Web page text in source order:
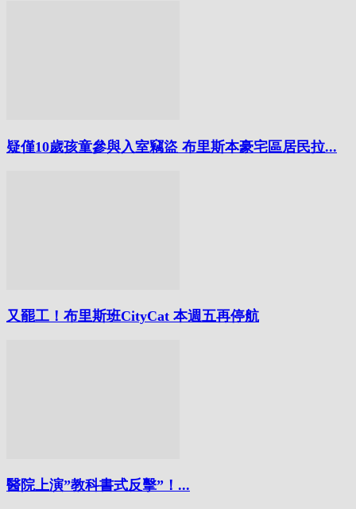
疑僅10歲孩童參與入室竊盜 布里斯本豪宅區居民拉...
又罷工！布里斯班CityCat 本週五再停航
醫院上演”教科書式反擊”！...